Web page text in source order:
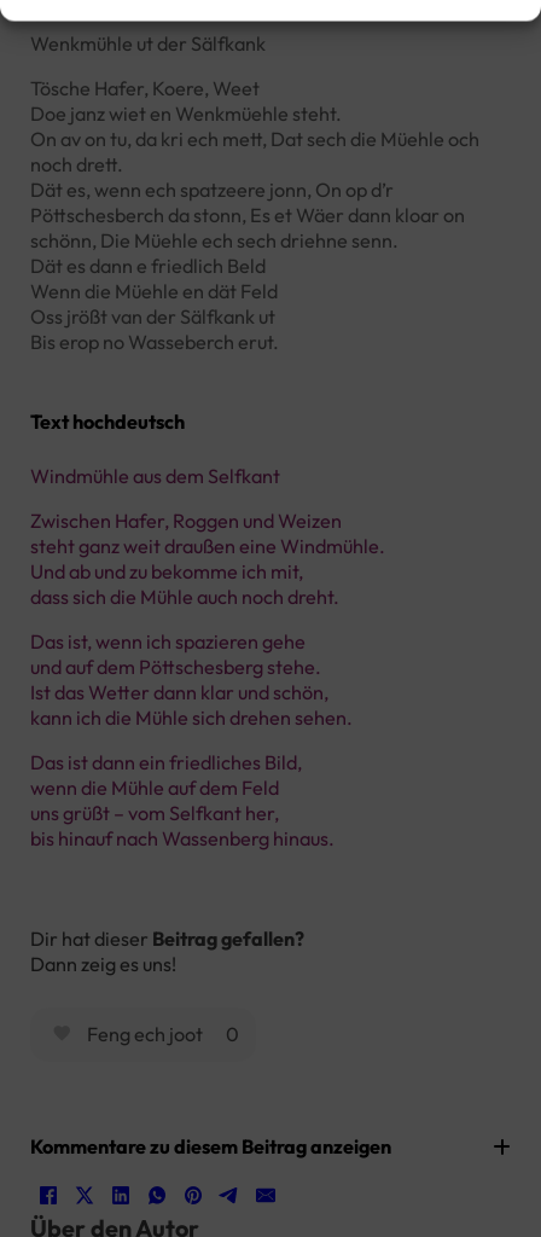
Wenkmühle ut der Sälfkank
Tösche Hafer, Koere, Weet
Doe janz wiet en Wenkmüehle steht.
On av on tu, da kri ech mett, Dat sech die Müehle och
noch drett.
Dät es, wenn ech spatzeere jonn, On op d’r
Pöttschesberch da stonn, Es et Wäer dann kloar on
schönn, Die Müehle ech sech driehne senn.
Dät es dann e friedlich Beld
Wenn die Müehle en dät Feld
Oss jrößt van der Sälfkank ut
Bis erop no Wasseberch erut.
Text hochdeutsch
Windmühle aus dem Selfkant
Zwischen Hafer, Roggen und Weizen
steht ganz weit draußen eine Windmühle.
Und ab und zu bekomme ich mit,
dass sich die Mühle auch noch dreht.
Das ist, wenn ich spazieren gehe
und auf dem Pöttschesberg stehe.
Ist das Wetter dann klar und schön,
kann ich die Mühle sich drehen sehen.
Das ist dann ein friedliches Bild,
wenn die Mühle auf dem Feld
uns grüßt – vom Selfkant her,
bis hinauf nach Wassenberg hinaus.
Dir hat dieser Beitrag gefallen?
Dann zeig es uns!
Feng ech joot 0
Kommentare zu diesem Beitrag anzeigen
Über den Autor